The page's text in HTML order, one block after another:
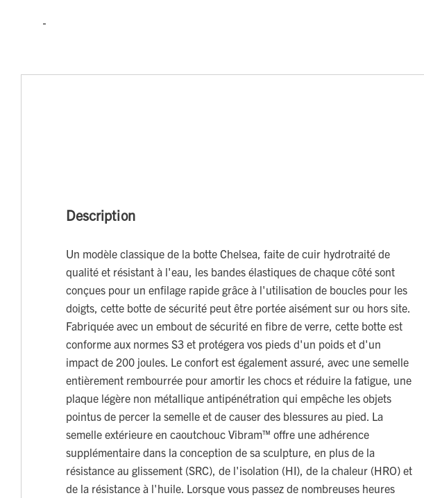
Description
Un modèle classique de la botte Chelsea, faite de cuir hydrotraité de
qualité et résistant à l'eau, les bandes élastiques de chaque côté sont
conçues pour un enfilage rapide grâce à l'utilisation de boucles pour les
doigts, cette botte de sécurité peut être portée aisément sur ou hors site.
Fabriquée avec un embout de sécurité en fibre de verre, cette botte est
conforme aux normes S3 et protégera vos pieds d'un poids et d'un
impact de 200 joules. Le confort est également assuré, avec une semelle
entièrement rembourrée pour amortir les chocs et réduire la fatigue, une
plaque légère non métallique antipénétration qui empêche les objets
pointus de percer la semelle et de causer des blessures au pied. La
semelle extérieure en caoutchouc Vibram™ offre une adhérence
supplémentaire dans la conception de sa sculpture, en plus de la
résistance au glissement (SRC), de l'isolation (HI), de la chaleur (HRO) et
de la résistance à l'huile. Lorsque vous passez de nombreuses heures